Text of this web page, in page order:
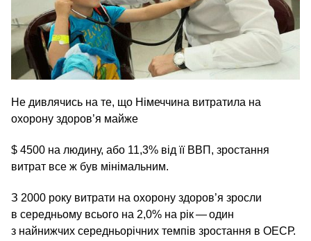
Не дивлячись на те, що Німеччина витратила на
охорону здоров’я майже
$ 4500 на людину, або 11,3% від її ВВП, зростання
витрат все ж був мінімальним.
З 2000 року витрати на охорону здоров’я зросли
в середньому всього на 2,0% на рік — один
з найнижчих середньорічних темпів зростання в ОЕСР.